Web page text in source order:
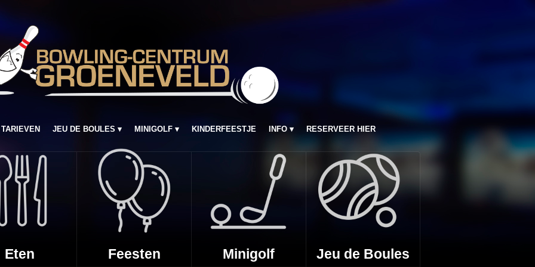
TARIEVEN JEU DE BOULES MINIGOLF KINDERFEESTJE INFO RESERVEER HIER
Eten Feesten Minigolf Jeu de Boules